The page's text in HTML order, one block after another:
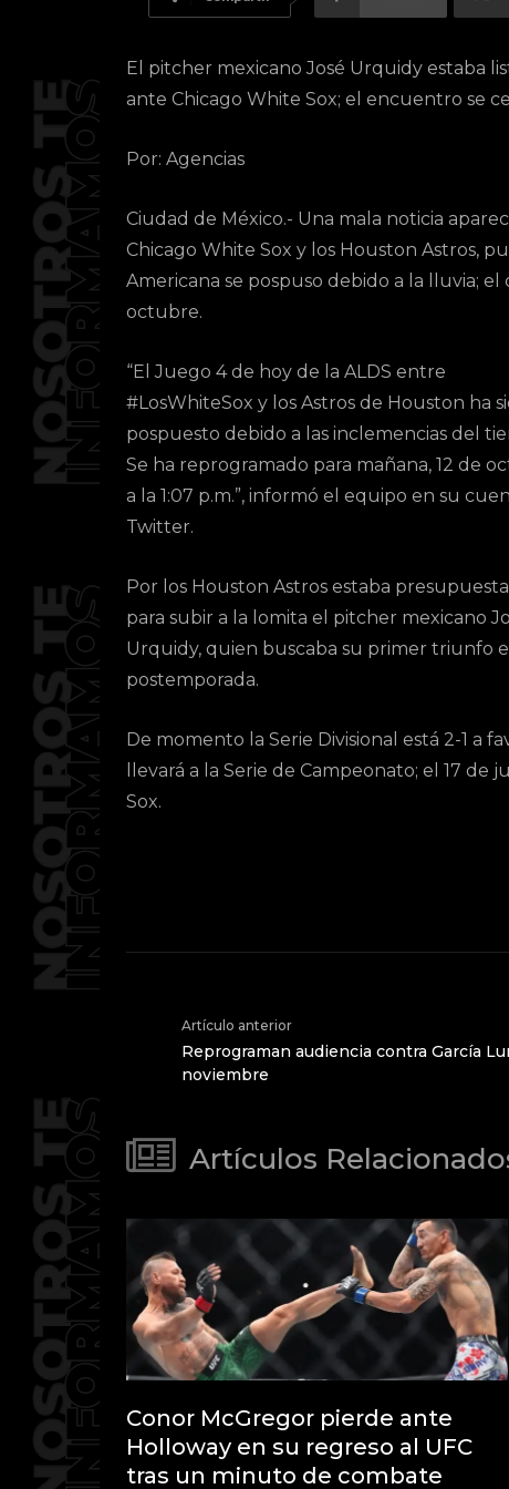
El pitcher mexicano José Urquidy estaba
ante Chicago White Sox; el encuentro se
Por: Agencias
Ciudad de México.- Una mala noticia
Chicago White Sox y los Houston Astros,
Americana se pospuso debido a la lluvia;
octubre.
“El Juego 4 de hoy de la ALDS entre
#LosWhiteSox y los Astros de Houston ha
pospuesto debido a las inclemencias del
Se ha reprogramado para mañana, 12 de
a la 1:07 p.m.”, informó el equipo en su
Twitter.
Por los Houston Astros estaba
para subir a la lomita el pitcher mexicano
Urquidy, quien buscaba su primer triunfo
postemporada.
De momento la Serie Divisional está 2-1 a
llevará a la Serie de Campeonato; el 17
Sox.
Artículo anterior
Reprograman audiencia contra García
noviembre
Artículos
Conor McGregor pierde ante
Holloway en su regreso al UFC
tras un minuto de combate